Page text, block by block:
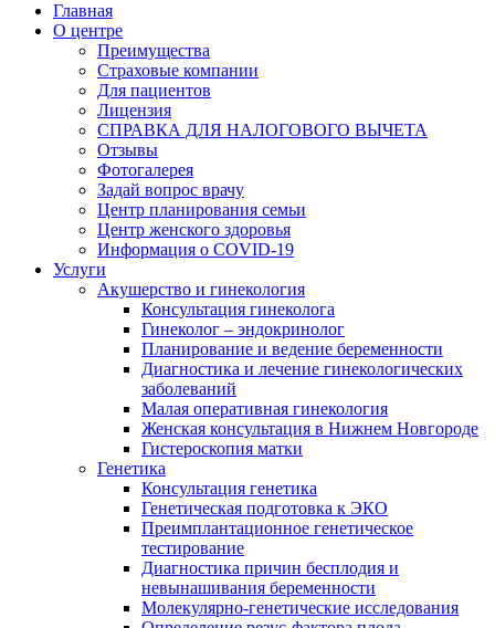
Главная
О центре
Преимущества
Страховые компании
Для пациентов
Лицензия
СПРАВКА ДЛЯ НАЛОГОВОГО ВЫЧЕТА
Отзывы
Фотогалерея
Задай вопрос врачу
Центр планирования семьи
Центр женского здоровья
Информация о COVID-19
Услуги
Акушерство и гинекология
Консультация гинеколога
Гинеколог – эндокринолог
Планирование и ведение беременности
Диагностика и лечение гинекологических
заболеваний
Малая оперативная гинекология
Женская консультация в Нижнем Новгороде
Гистероскопия матки
Генетика
Консультация генетика
Генетическая подготовка к ЭКО
Преимплантационное генетическое
тестирование
Диагностика причин бесплодия и
невынашивания беременности
Молекулярно-генетические исследования